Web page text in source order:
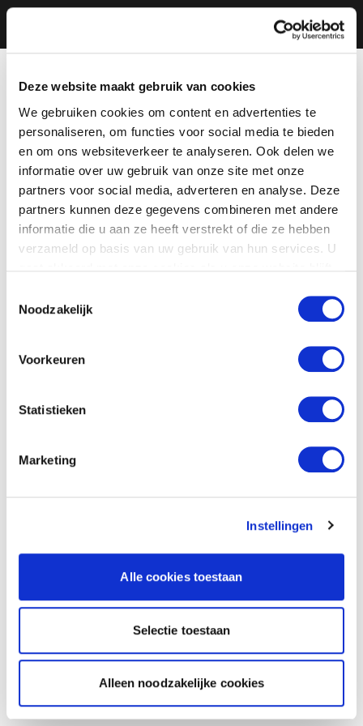
Deze website maakt gebruik van cookies
We gebruiken cookies om content en advertenties te
personaliseren, om functies voor social media te bieden
en om ons websiteverkeer te analyseren. Ook delen we
informatie over uw gebruik van onze site met onze
partners voor social media, adverteren en analyse. Deze
partners kunnen deze gegevens combineren met andere
informatie die u aan ze heeft verstrekt of die ze hebben
verzameld op basis van uw gebruik van hun services. U
Noodzakelijk
Voorkeuren
Statistieken
Marketing
Instellingen
Alle cookies toestaan
Selectie toestaan
Alleen noodzakelijke cookies